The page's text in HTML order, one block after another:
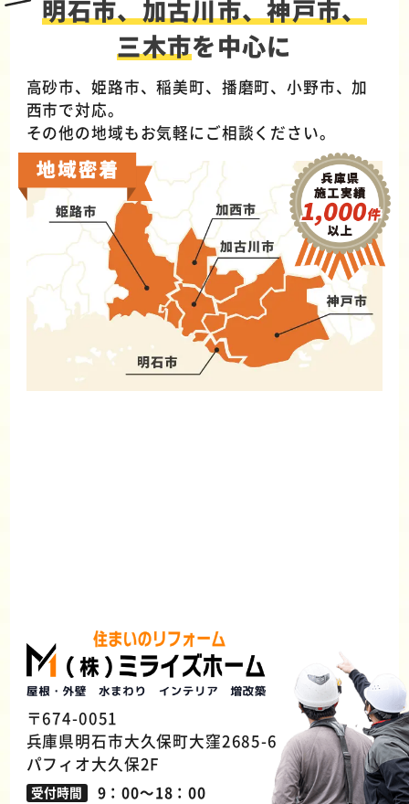
明石市、加古川市、神戸市、
三木市を中心に
高砂市、姫路市、稲美町、播磨町、小野市、加
西市で対応。
その他の地域もお気軽にご相談ください。
〒674-0051
兵庫県明石市大久保町大窪2685-6
パフィオ大久保2F
受付時間 9：00～18：00